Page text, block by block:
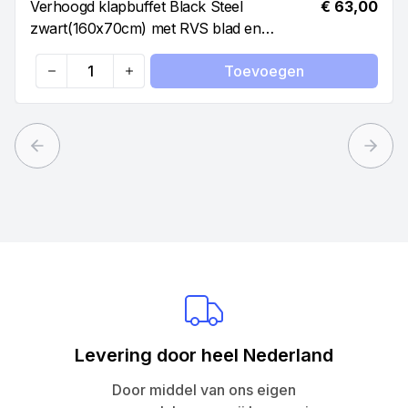
Verhoogd klapbuffet Black Steel
zwart(160x70cm) met RVS blad en
opstaande rand
€ 63,00
Quantity
Toevoegen
Previous slide Next
Levering door heel Nederland
Door middel van ons eigen